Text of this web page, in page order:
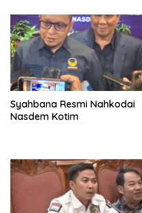
Syahbana Resmi Nahkodai
Nasdem Kotim